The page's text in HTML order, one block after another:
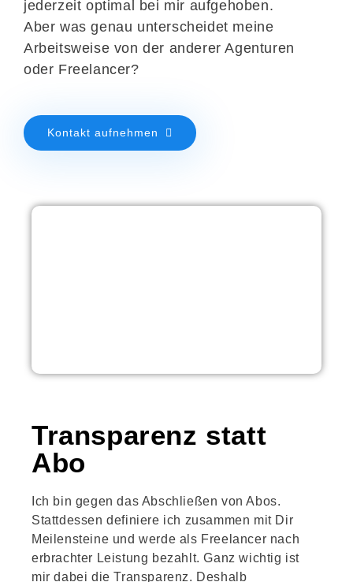
jederzeit optimal bei mir aufgehoben.
Aber was genau unterscheidet meine
Arbeitsweise von der anderer Agenturen
oder Freelancer?
Kontakt aufnehmen
Transparenz statt
Abo
Ich bin gegen das Abschließen von Abos.
Stattdessen definiere ich zusammen mit Dir
Meilensteine und werde als Freelancer nach
erbrachter Leistung bezahlt. Ganz wichtig ist
mir dabei die Transparenz. Deshalb